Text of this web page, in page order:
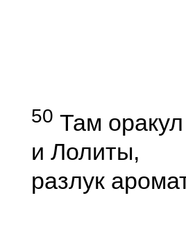
50 Там
и Лолиты,
разлук